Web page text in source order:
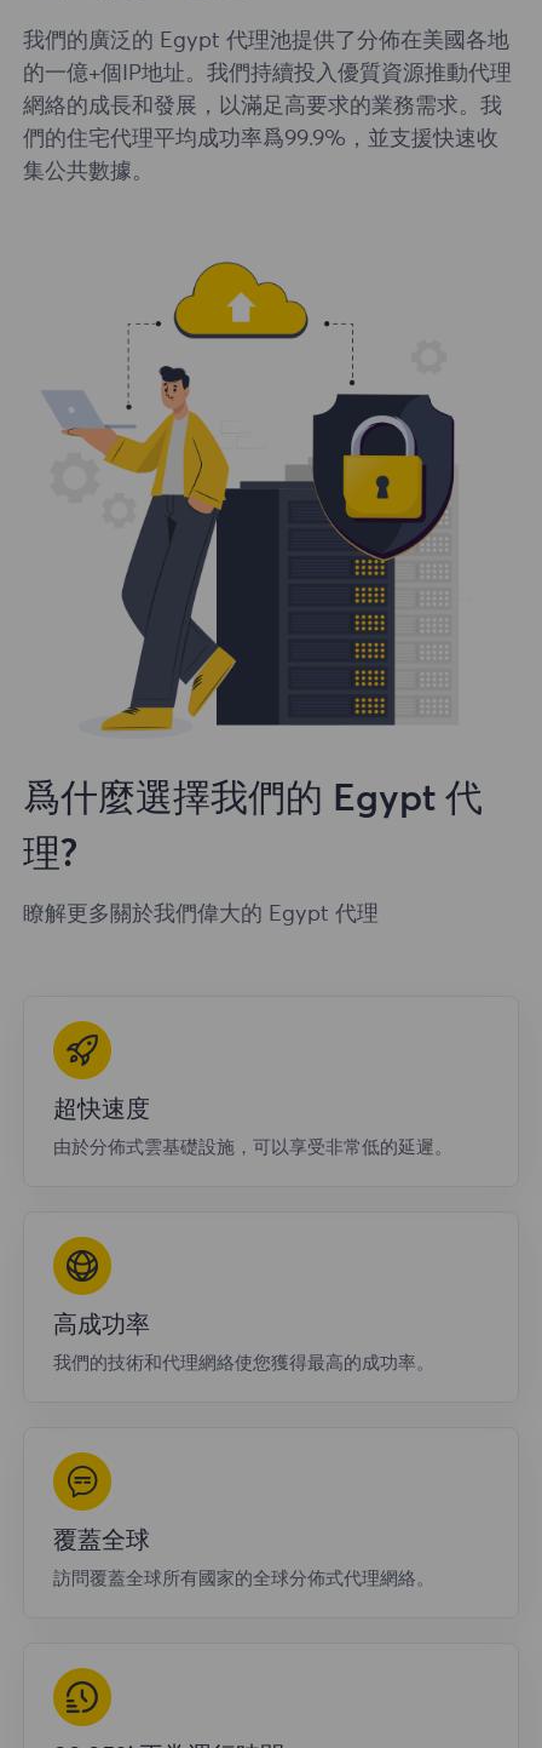
我們的廣泛的 Egypt 代理池提供了分佈在美國各地
的一億+個IP地址。我們持續投入優質資源推動代理
網絡的成長和發展，以滿足高要求的業務需求。我
們的住宅代理平均成功率爲99.9%，並支援快速收
集公共數據。
爲什麼選擇我們的 Egypt 代
理?
瞭解更多關於我們偉大的 Egypt 代理
超快速度
由於分佈式雲基礎設施，可以享受非常低的延遲。
高成功率
我們的技術和代理網絡使您獲得最高的成功率。
覆蓋全球
訪問覆蓋全球所有國家的全球分佈式代理網絡。